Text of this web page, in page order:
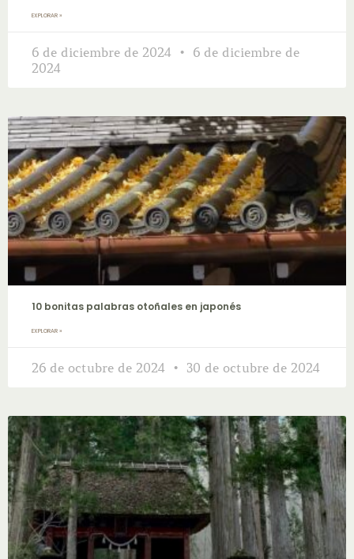
EXPLORAR »
6 de diciembre de 2024
6 de diciembre de
2024
10 bonitas palabras otoñales en japonés
EXPLORAR »
26 de octubre de 2024 30 de octubre de 2024